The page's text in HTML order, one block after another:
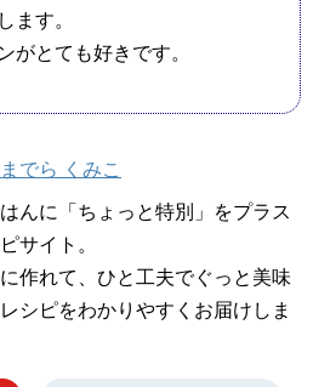
ます。
がとても好きです。
でら くみこ
んに「ちょっと特別」をプラス
サイト。
作れて、ひと工夫でぐっと美味
シピをわかりやすくお届けしま